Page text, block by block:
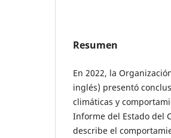
Resumen
En 2022, la
inglés) presentó
climáticas y
Informe del Estado del
describe el